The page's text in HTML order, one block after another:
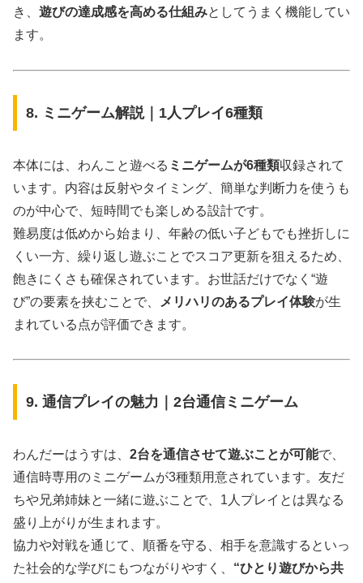
き、 遊びの達成感を高める仕組みとしてうまく機能してい
ます。
8. ミニゲーム解説｜1人プレイ6種類
本体には、わんこと遊べる ミニゲームが6種類収録されて
います。内容は反射やタイミング、簡単な判断力を使うも
のが中心で、短時間でも楽しめる設計です。
難易度は低めから始まり、年齢の低い子どもでも挫折しに
くい一方、繰り返し遊ぶことでスコア更新を狙えるため、
飽きにくさも確保されています。お世話だけでなく“遊
び”の要素を挟むことで、
メリハリのあるプレイ体験が生
まれている点が評価できます。
9. 通信プレイの魅力｜2台通信ミニゲーム
わんだーはうすは、 2台を通信させて遊ぶことが可能で、
通信時専用のミニゲームが3種類用意されています。友だ
ちや兄弟姉妹と一緒に遊ぶことで、1人プレイとは異なる
盛り上がりが生まれます。
協力や対戦を通じて、順番を守る、相手を意識するといっ
た社会的な学びにもつながりやすく、 “ひとり遊びから共